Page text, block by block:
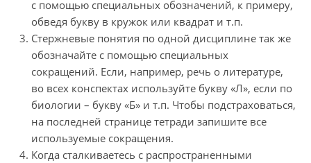
с помощью специальных обозначений, к примеру,
обведя букву в кружок или квадрат и т.п.
Стержневые понятия по одной дисциплине так же
обозначайте с помощью специальных
сокращений. Если, например, речь о литературе,
во всех конспектах используйте букву «Л», если по
биологии – букву «Б» и т.п. Чтобы подстраховаться,
на последней странице тетради запишите все
используемые сокращения.
Когда сталкиваетесь с распространенными